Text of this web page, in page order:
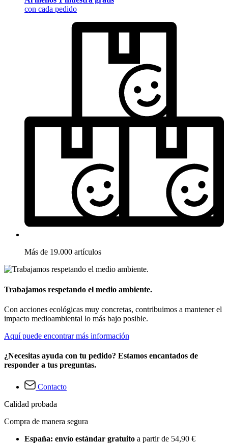
con cada pedido
Más de 19.000 artículos
Trabajamos respetando el medio ambiente.
Con acciones ecológicas muy concretas, contribuimos a mantener el
impacto medioambiental lo más bajo posible.
Aquí puede encontrar más información
¿Necesitas ayuda con tu pedido? Estamos encantados de
responder a tus preguntas.
Contacto
Calidad probada
Compra de manera segura
España: envío estándar gratuito a partir de 54,90 €